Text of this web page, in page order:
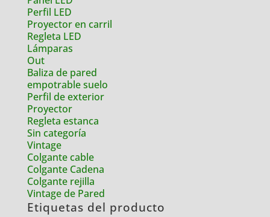
Perfil LED
Proyector en carril
Regleta LED
Lámparas
Out
Baliza de pared
empotrable suelo
Perfil de exterior
Proyector
Regleta estanca
Sin categoría
Vintage
Colgante cable
Colgante Cadena
Colgante rejilla
Vintage de Pared
Etiquetas del producto